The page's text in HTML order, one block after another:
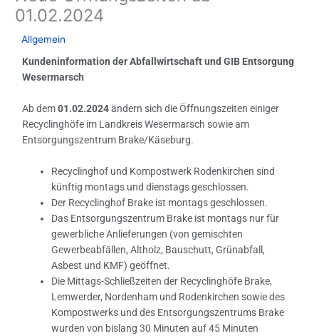
01.02.2024
/Allgemein
Kundeninformation der Abfallwirtschaft und GIB Entsorgung
Wesermarsch
Ab dem01.02.2024ändern sich die Öffnungszeiten einiger
Recyclinghöfe im Landkreis Wesermarsch sowie am
Entsorgungszentrum Brake/Käseburg.
Recyclinghof und Kompostwerk Rodenkirchen sind
künftig montags und dienstags geschlossen.
Der Recyclinghof Brake ist montags geschlossen.
Das Entsorgungszentrum Brake ist montags nur für
gewerbliche Anlieferungen (von gemischten
Gewerbeabfällen, Altholz, Bauschutt, Grünabfall,
Asbest und KMF) geöffnet.
Die Mittags-Schließzeiten der Recyclinghöfe Brake,
Lemwerder, Nordenham und Rodenkirchen sowie des
Kompostwerks und des Entsorgungszentrums Brake
wurden von bislang 30 Minuten auf 45 Minuten